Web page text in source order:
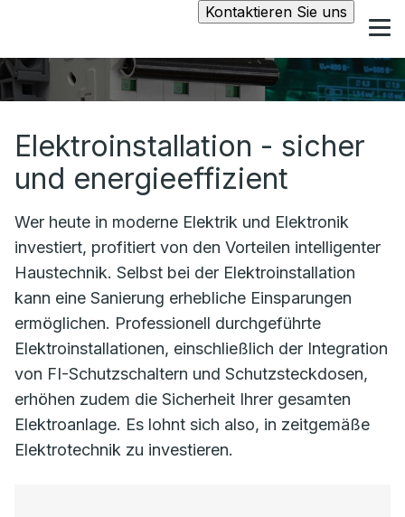
Kontaktieren Sie uns
Elektroinstallation - sicher
und energieeffizient
Wer heute in moderne Elektrik und Elektronik
investiert, profitiert von den Vorteilen intelligenter
Haustechnik. Selbst bei der Elektroinstallation
kann eine Sanierung erhebliche Einsparungen
ermöglichen. Professionell durchgeführte
Elektroinstallationen, einschließlich der Integration
von FI-Schutzschaltern und Schutzsteckdosen,
erhöhen zudem die Sicherheit Ihrer gesamten
Elektroanlage. Es lohnt sich also, in zeitgemäße
Elektrotechnik zu investieren.